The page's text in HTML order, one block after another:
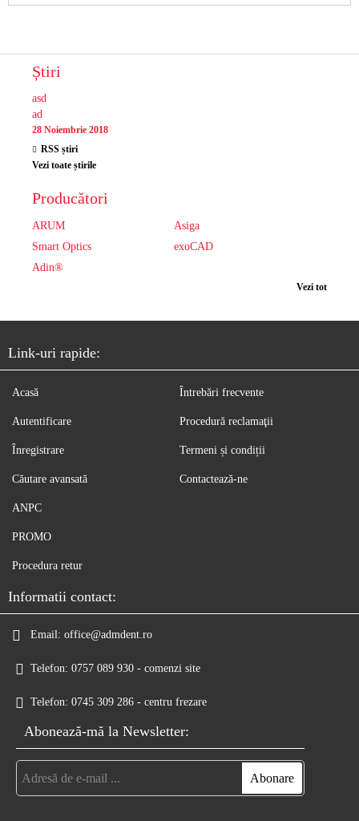
Știri
asd
ad
28 Noiembrie 2018
RSS știri
Vezi toate știrile
Producători
ARUM
Asiga
Smart Optics
exoCAD
Adin®
Vezi tot
Link-uri rapide:
Acasă
Autentificare
Înregistrare
Căutare avansată
Întrebări frecvente
Procedură reclamaţii
Termeni și condiții
Contactează-ne
ANPC
PROMO
Procedura retur
Informatii contact:
Email: office@admdent.ro
Telefon: 0757 089 930 - comenzi site
Telefon: 0745 309 286 - centru frezare
Abonează-mă la Newsletter: